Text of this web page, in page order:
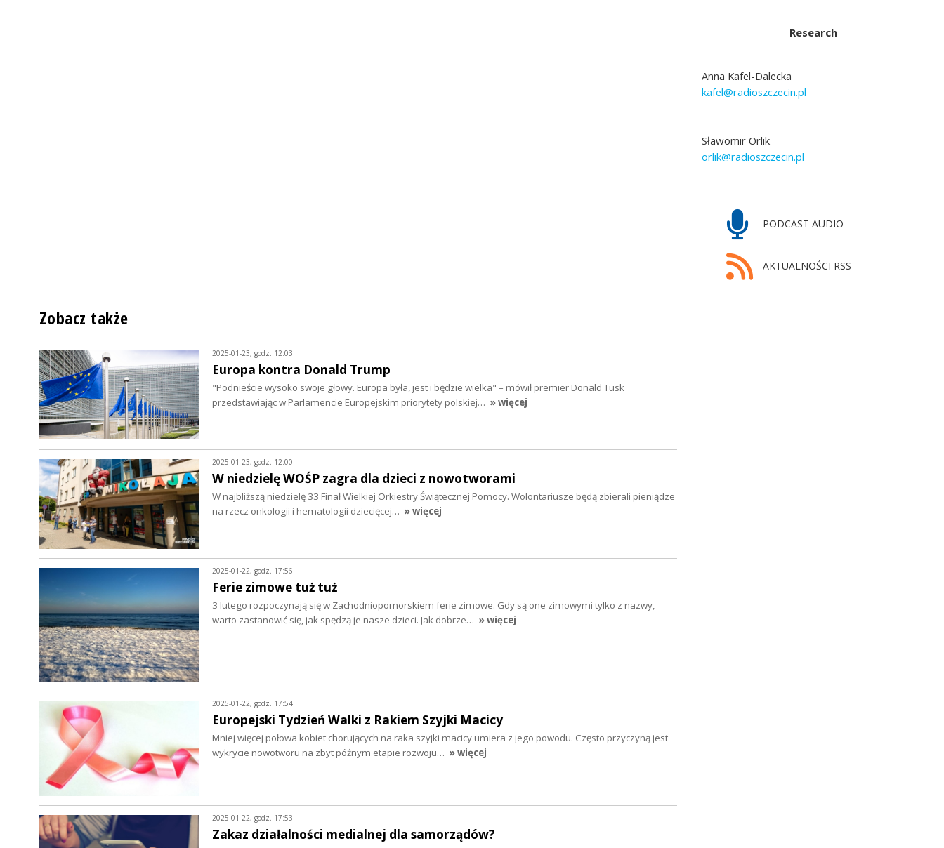
Research
Anna Kafel-Dalecka
kafel@radioszczecin.pl
Sławomir Orlik
orlik@radioszczecin.pl
PODCAST AUDIO
AKTUALNOŚCI RSS
Zobacz także
2025-01-23, godz. 12:03
Europa kontra Donald Trump
"Podnieście wysoko swoje głowy. Europa była, jest i będzie wielka" – mówił premier Donald Tusk
przedstawiając w Parlamencie Europejskim priorytety polskiej… » więcej
2025-01-23, godz. 12:00
W niedzielę WOŚP zagra dla dzieci z nowotworami
W najbliższą niedzielę 33 Finał Wielkiej Orkiestry Świątecznej Pomocy. Wolontariusze będą zbierali pieniądze
na rzecz onkologii i hematologii dziecięcej… » więcej
2025-01-22, godz. 17:56
Ferie zimowe tuż tuż
3 lutego rozpoczynają się w Zachodniopomorskiem ferie zimowe. Gdy są one zimowymi tylko z nazwy,
warto zastanowić się, jak spędzą je nasze dzieci. Jak dobrze… » więcej
2025-01-22, godz. 17:54
Europejski Tydzień Walki z Rakiem Szyjki Macicy
Mniej więcej połowa kobiet chorujących na raka szyjki macicy umiera z jego powodu. Często przyczyną jest
wykrycie nowotworu na zbyt późnym etapie rozwoju… » więcej
2025-01-22, godz. 17:53
Zakaz działalności medialnej dla samorządów?